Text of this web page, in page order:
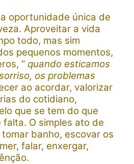
oportunidade única de
Aproveitar a vida
todo, mas sim
pequenos momentos,
“ quando esticamos
os problemas
ao acordar, valorizar
do cotidiano,
que se tem do que
falta. O simples ato de
banho, escovar os
falar, enxergar,